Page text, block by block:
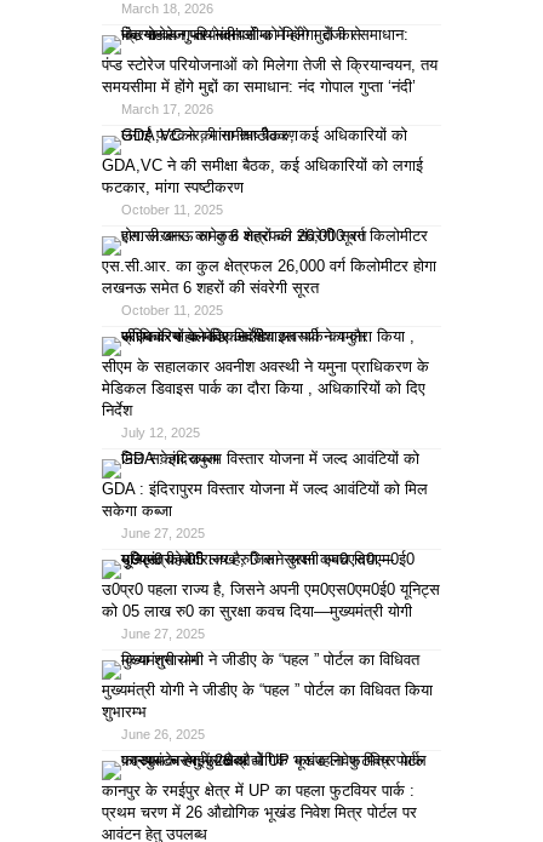
March 18, 2026
पंप्ड स्टोरेज परियोजनाओं को मिलेगा तेजी से क्रियान्वयन, तय
समयसीमा में होंगे मुद्दों का समाधान: नंद गोपाल गुप्ता ‘नंदी’
March 17, 2026
GDA,VC ने की समीक्षा बैठक, कई अधिकारियों को लगाई
फटकार, मांगा स्पष्टीकरण
October 11, 2025
एस.सी.आर. का कुल क्षेत्रफल 26,000 वर्ग किलोमीटर होगा
लखनऊ समेत 6 शहरों की संवरेगी सूरत
October 11, 2025
सीएम के सहालकार अवनीश अवस्थी ने यमुना प्राधिकरण के
मेडिकल डिवाइस पार्क का दौरा किया , अधिकारियों को दिए
निर्देश
July 12, 2025
GDA : इंदिरापुरम विस्तार योजना में जल्द आवंटियों को मिल
सकेगा कब्जा
June 27, 2025
उ0प्र0 पहला राज्य है, जिसने अपनी एम0एस0एम0ई0 यूनिट्स
को 05 लाख रु0 का सुरक्षा कवच दिया—मुख्यमंत्री योगी
June 27, 2025
मुख्यमंत्री योगी ने जीडीए के “पहल ” पोर्टल का विधिवत किया
शुभारम्भ
June 26, 2025
कानपुर के रमईपुर क्षेत्र में UP का पहला फुटवियर पार्क :
प्रथम चरण में 26 औद्योगिक भूखंड निवेश मित्र पोर्टल पर
आवंटन हेतु उपलब्ध